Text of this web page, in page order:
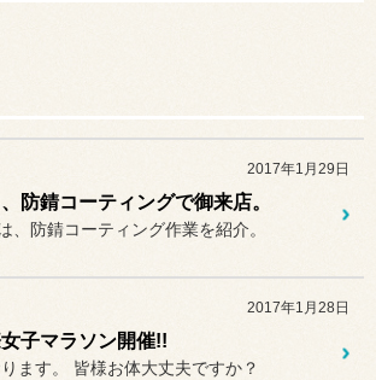
2017年1月29日
防錆コーティングで御来店。
、防錆コーティング作業を紹介。
2017年1月28日
子マラソン開催!!
ます。 皆様お体大丈夫ですか？